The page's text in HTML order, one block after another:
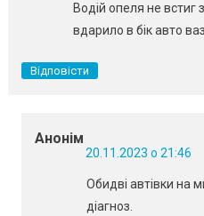
Водій опеля не
вдарило в бік авто
Відповісти
Анонім
20.11.2023 о 21:46
Обидві автівки на
діагноз.